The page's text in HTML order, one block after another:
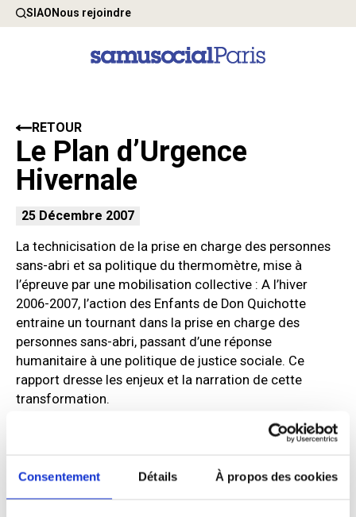
Consentement Détails À propos des cookies
SIAONous rejoindre
Le Plan d’Urgence
Hivernale
RETOUR
25 Décembre 2007
La technicisation de la prise en charge des personnes
sans-abri et sa politique du thermomètre, mise à
l’épreuve par une mobilisation collective : A l’hiver
2006-2007, l’action des Enfants de Don Quichotte
entraine un tournant dans la prise en charge des
personnes sans-abri, passant d’une réponse
humanitaire à une politique de justice sociale. Ce
rapport dresse les enjeux et la narration de cette
transformation.
The technicalization of the care of homeless people
collective mobilization : In the winter of 2006-2007, the
action of the Children of Don Quixote led to a turning